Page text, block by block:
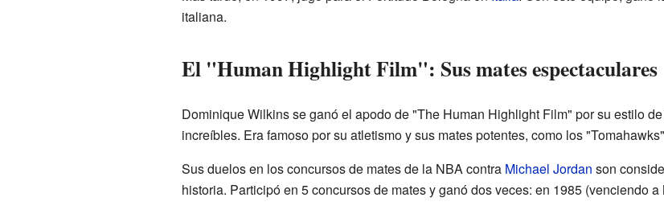
italiana.
El "Human Highlight Film": Sus mates espectaculares
Dominique Wilkins se ganó el apodo de "The Human Highlight Film" por su estilo
increíbles. Era famoso por su atletismo y sus mates potentes, como los
Sus duelos en los concursos de mates de la NBA contra Michael Jordan son
historia. Participó en 5 concursos de mates y ganó dos veces: en 1985 (venciendo